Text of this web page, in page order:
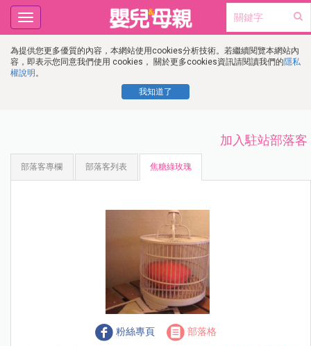
為提供您更多優質的內容，本網站使用cookies分析技術。若繼續閱覽本網站內
容，即表示您同意我們使用 cookies， 關於更多cookies資訊請閱讀我們的隱私
權說明 。
我知道了
Toggle
navigation
加入駐站部落客
部落客專欄 部落客列表 焦糖綠玫瑰
粉絲專頁 部落格